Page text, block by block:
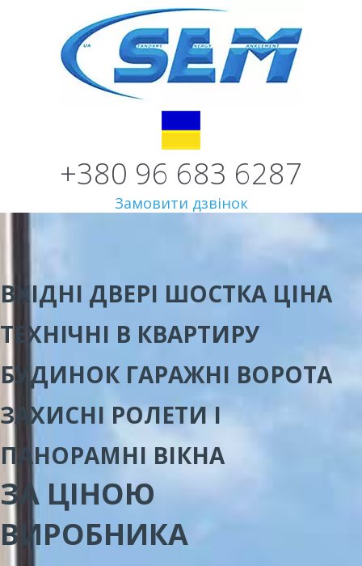
+380 96 683 6287
Замовити дзвінок
ВХІДНІ ДВЕРІ ШОСТКА ЦІНА
ТЕХНІЧНІ В КВАРТИРУ
БУДИНОК ГАРАЖНІ ВОРОТА
ЗАХИСНІ РОЛЕТИ І
ПАНОРАМНІ ВІКНА
ЗА ЦІНОЮ
ВИРОБНИКА